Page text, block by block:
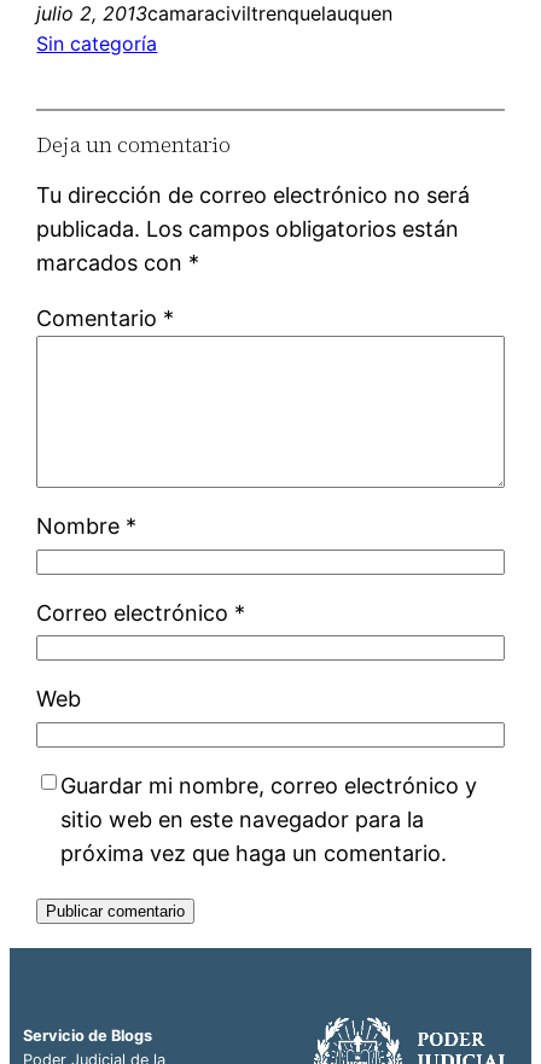
julio 2, 2013camaraciviltrenquelauquen
Sin categoría
Deja un comentario
Tu dirección de correo electrónico no será
publicada. Los campos obligatorios están
marcados con *
Comentario *
Nombre *
Correo electrónico *
Web
Guardar mi nombre, correo electrónico y
sitio web en este navegador para la
próxima vez que haga un comentario.
Servicio de Blogs
Poder Judicial de la